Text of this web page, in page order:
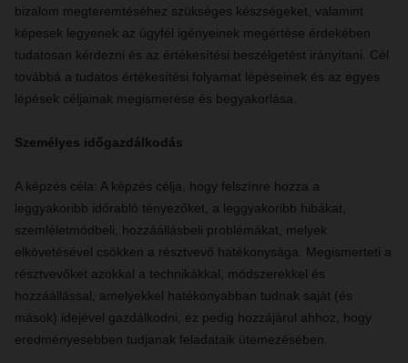
bizalom megteremtéséhez szükséges készségeket, valamint
képesek legyenek az ügyfél igényeinek megértése érdekében
tudatosan kérdezni és az értékesítési beszélgetést irányítani. Cél
továbbá a tudatos értékesítési folyamat lépéseinek és az egyes
lépések céljainak megismerése és begyakorlása.
Személyes időgazdálkodás
A képzés céla: A képzés célja, hogy felszínre hozza a
leggyakoribb időrabló tényezőket, a leggyakoribb hibákat,
szemléletmódbeli, hozzáállásbeli problémákat, melyek
elkövetésével csökken a résztvevő hatékonysága. Megismerteti a
résztvevőket azokkal a technikákkal, módszerekkel és
hozzáállással, amelyekkel hatékonyabban tudnak saját (és
mások) idejével gazdálkodni, ez pedig hozzájárul ahhoz, hogy
eredményesebben tudjanak feladataik ütemezésében.